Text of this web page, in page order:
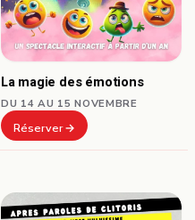
La magie des émotions
DU 14 AU 15 NOVEMBRE
Réserver